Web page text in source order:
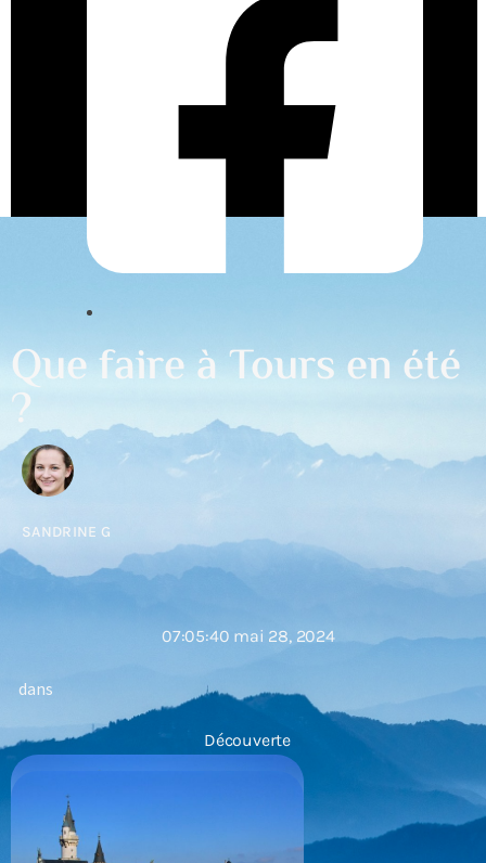
Que faire à Tours en été
?
SANDRINE G
07:05:40 mai 28, 2024
dans
Découverte